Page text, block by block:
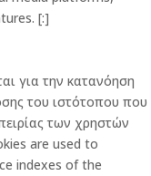
[:]
για την κατανόηση
του ιστότοπου που
των χρηστών
are used to
indexes of the